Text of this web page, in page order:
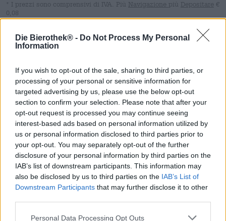
Die Bierothek® - Do Not Process My Personal
Information
If you wish to opt-out of the sale, sharing to third parties, or
processing of your personal or sensitive information for
targeted advertising by us, please use the below opt-out
section to confirm your selection. Please note that after your
opt-out request is processed you may continue seeing
interest-based ads based on personal information utilized by
us or personal information disclosed to third parties prior to
your opt-out. You may separately opt-out of the further
disclosure of your personal information by third parties on the
IAB’s list of downstream participants. This information may
also be disclosed by us to third parties on the IAB’s List of
Downstream Participants that may further disclose it to other
Personal Data Processing Opt Outs
* I prezzi sono comprensivi di IVA. Più Navigazione più Depositare €
0,08
* I prezzi sono comprensivi di accisa
Le birre Night Shift di Horizont sono specialità complesse
che vengono affinate in botti di grappa dopo il processo
di produzione della birra. La base sono creazioni ricche,
voluminose e aromatiche come le Imperial Stout o i Barley
Wine, che acquistano carattere e intensità man mano che
maturano. Consigliamo queste squisite gocce per le
occasioni speciali: gustate con attenzione, calma e
dedizione, queste birre possono trasformare qualsiasi
giorno della settimana in una vacanza.
Per la loro Night Shift Russian Imperial Stout invecchiata
la birra finita è stata conservata per tre mesi su chicchi di